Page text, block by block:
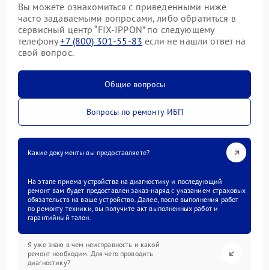
Вы можете ознакомиться с приведенными ниже
часто задаваемыми вопросами, либо обратиться в
сервисный центр “FIX-IPPON” по следующему
телефону+7 (800) 301-55-83 если не нашли ответ на
свой вопрос.
Общие вопросы
Вопросы по ремонту ИБП
Какие документы вы предоставляете?
На этапе приема устройства на диагностику и последующий
ремонт вам будет предоставлен заказ-наряд с указанием страховых
обязательств на ваше устройство. Далее, после выполнения работ
по ремонту техники, вы получите акт выполненных работ и
гарантийный талон.
Я уже знаю в чем неисправность и какой
ремонт необходим. Для чего проводить
диагностику?